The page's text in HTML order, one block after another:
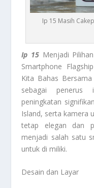
Ip 15 Masih
Ip 15 Menjadi
Smartphone
Kita Bahas
sebagai penerus
peningkatan
Island, serta kamera
tetap elegan dan
menjadi salah satu
untuk di miliki.
Desain dan Layar